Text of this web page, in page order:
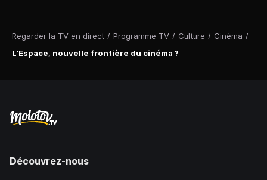
Regarder la TV en direct / Programme TV / Culture / Cinéma /
L'Espace, nouvelle frontière du cinéma ?
Découvrez-nous